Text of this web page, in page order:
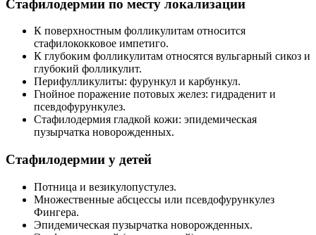
Стафилодермии по месту локализации
К поверхностным фолликулитам относится
стафилококковое импетиго.
К глубоким фолликулитам относятся вульгарный сикоз и
глубокий фолликулит.
Перифулликулиты: фурункул и карбункул.
Гнойное поражение потовых желез: гидраденит и
псевдофурункулез.
Стафилодермия гладкой кожи: эпидемическая
пузырчатка новорожденных.
Стафилодермии у детей
Потница и везикулопустулез.
Множественные абсцессы или псевдофурункулез
Фингера.
Эпидемическая пузырчатка новорожденных.